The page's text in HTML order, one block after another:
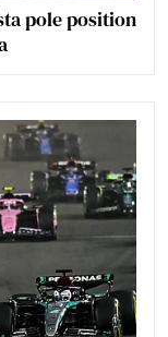
pole position